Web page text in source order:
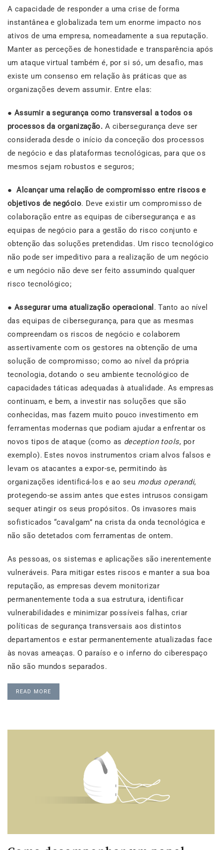
A capacidade de responder a uma crise de forma
instantânea e globalizada tem um enorme impacto nos
ativos de uma empresa, nomeadamente a sua reputação.
Manter as perceções de honestidade e transparência após
um ataque virtual também é, por si só, um desafio, mas
existe um consenso em relação às práticas que as
organizações devem assumir. Entre elas:
● Assumir a segurança como transversal a todos os
processos da organização. A cibersegurança deve ser
considerada desde o início da conceção dos processos
de negócio e das plataformas tecnológicas, para que os
mesmos sejam robustos e seguros;
●Alcançar uma relação de compromisso entre riscos e
objetivos de negócio. Deve existir um compromisso de
colaboração entre as equipas de cibersegurança e as
equipas de negócio para a gestão do risco conjunto e
obtenção das soluções pretendidas. Um risco tecnológico
não pode ser impeditivo para a realização de um negócio
e um negócio não deve ser feito assumindo qualquer
risco tecnológico;
● Assegurar uma atualização operacional . Tanto ao nível
das equipas de cibersegurança, para que as mesmas
compreendam os riscos de negócio e colaborem
assertivamente com os gestores na obtenção de uma
solução de compromisso; como ao nível da própria
tecnologia, dotando o seu ambiente tecnológico de
capacidades táticas adequadas à atualidade. As empresas
continuam, e bem, a investir nas soluções que são
conhecidas, mas fazem muito pouco investimento em
ferramentas modernas que podiam ajudar a enfrentar os
novos tipos de ataque (como as deception tools, por
exemplo). Estes novos instrumentos criam alvos falsos e
levam os atacantes a expor-se, permitindo às
organizações identificá-los e ao seu modus operandi,
protegendo-se assim antes que estes intrusos consigam
sequer atingir os seus propósitos. Os invasores mais
sofisticados “cavalgam” na crista da onda tecnológica e
não são detetados com ferramentas de ontem.
As pessoas, os sistemas e aplicações são inerentemente
vulneráveis. Para mitigar estes riscos e manter a sua boa
reputação, as empresas devem monitorizar
permanentemente toda a sua estrutura, identificar
vulnerabilidades e minimizar possíveis falhas, criar
políticas de segurança transversais aos distintos
departamentos e estar permanentemente atualizadas face
às novas ameaças. O paraíso e o inferno do ciberespaço
não são mundos separados.
READ MORE